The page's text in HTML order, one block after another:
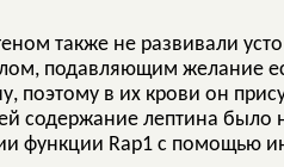
также не развивали
подавляющим желание
поэтому в их крови он
содержание лептина было
функции Rap1 с помощью